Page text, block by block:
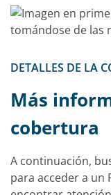
DETALLES DE LA
Más
cobertura
A continuación,
para acceder a un